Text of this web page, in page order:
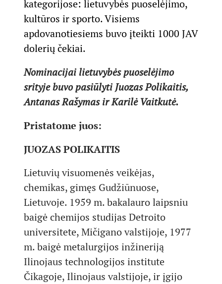
kategorijose: lietuvybės puoselėjimo,
kultūros ir sporto. Visiems
apdovanotiesiems buvo įteikti 1000 JAV
dolerių čekiai.
Nominacijai lietuvybės puoselėjimo
srityje buvo pasiūlyti Juozas Polikaitis,
Antanas Rašymas ir Karilė Vaitkutė.
Pristatome juos:
JUOZAS POLIKAITIS
Lietuvių visuomenės veikėjas,
chemikas, gimęs Gudžiūnuose,
Lietuvoje. 1959 m. bakalauro laipsniu
baigė chemijos studijas Detroito
universitete, Mičigano valstijoje, 1977
m. baigė metalurgijos inžineriją
Ilinojaus technologijos institute
Čikagoje, Ilinojaus valstijoje, ir įgijo